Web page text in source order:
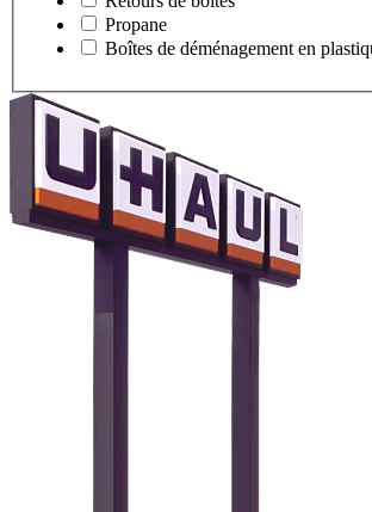
Propane
Boîtes de déménagement en